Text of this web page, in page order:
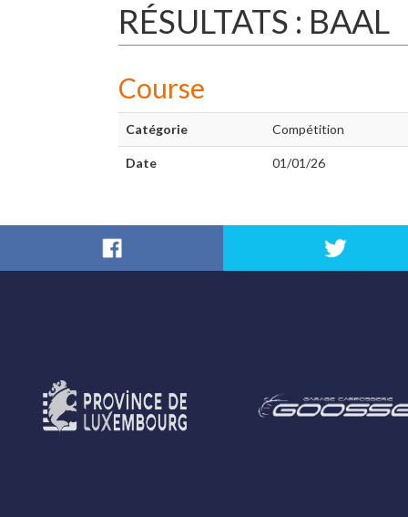
RÉSULTATS : BAAL
Course
Catégorie Compétition
Date 01/01/26